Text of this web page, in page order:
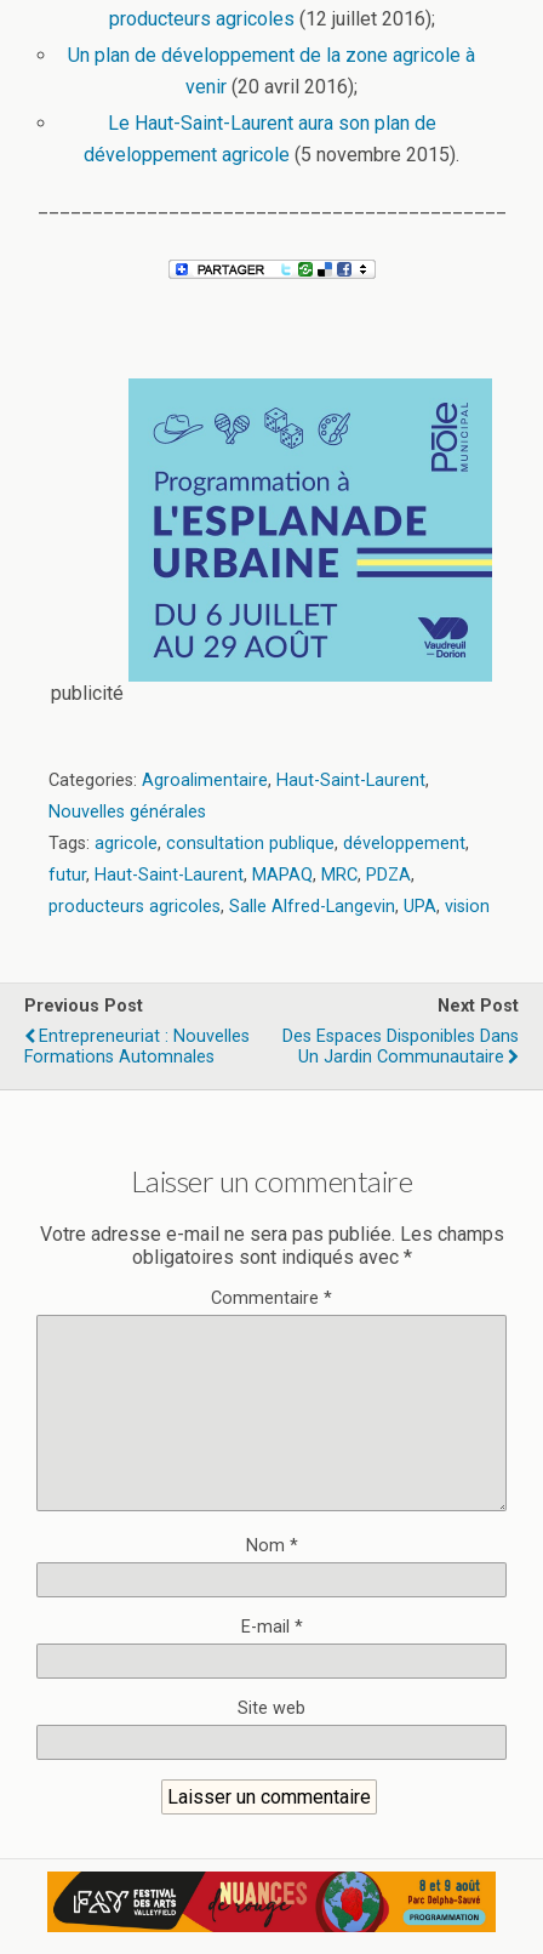
producteurs agricoles (12 juillet 2016);
Un plan de développement de la zone agricole à
venir (20 avril 2016);
Le Haut-Saint-Laurent aura son plan de
développement agricole (5 novembre 2015).
publicité
Categories: Agroalimentaire, Haut-Saint-Laurent,
Nouvelles générales
Tags: agricole, consultation publique, développement,
futur, Haut-Saint-Laurent, MAPAQ, MRC, PDZA,
producteurs agricoles, Salle Alfred-Langevin, UPA, vision
Previous Post
Entrepreneuriat : Nouvelles
Formations Automnales
Next Post
Des Espaces Disponibles Dans
Un Jardin Communautaire
Laisser un commentaire
Votre adresse e-mail ne sera pas publiée. Les champs
obligatoires sont indiqués avec *
Commentaire *
Nom *
E-mail *
Site web